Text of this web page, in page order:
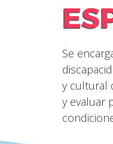
Se
y cultural
y evaluar